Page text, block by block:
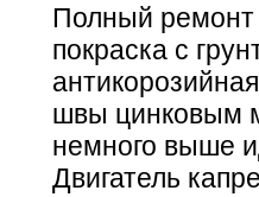
Полный ремонт
покраска с
швы цинковым
немного выше
Двигатель